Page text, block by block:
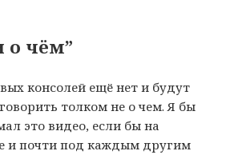
о чём”
консолей ещё нет и будут
толком не о чем. Я бы
это видео, если бы на
и почти под каждым другим